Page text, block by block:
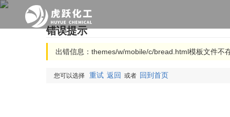
错误提示
出错信息：themes/w/mobile/c/bread.html模板文件不
您可以选择 重试 返回 或者 回到首页